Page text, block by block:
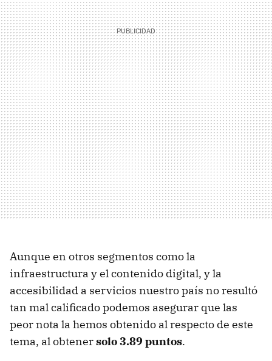
Aunque en otros segmentos como la
infraestructura y el contenido digital, y la
accesibilidad a servicios nuestro país no resultó
tan mal calificado podemos asegurar que las
peor nota la hemos obtenido al respecto de este
tema, al obtenersolo 3.89 puntos.